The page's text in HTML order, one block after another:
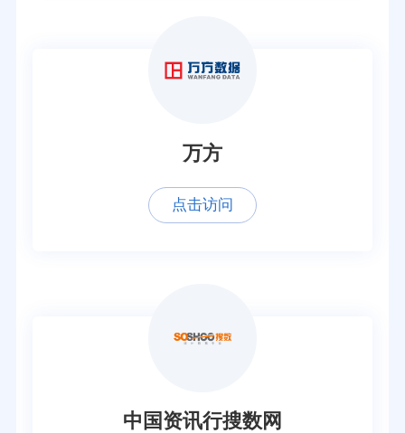
万方
点击访问
中国资讯行搜数网